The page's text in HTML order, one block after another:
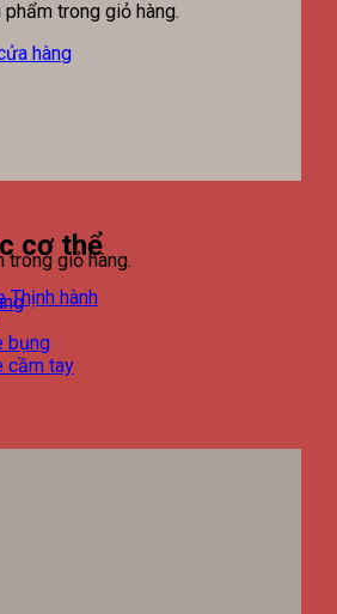
trong giỏ hàng.
hàng
trong giỏ hàng.
cơ thể
bụng
cầm tay